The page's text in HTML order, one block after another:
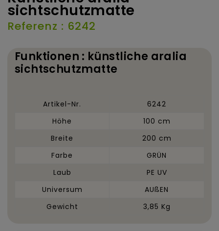
sichtschutzmatte
Referenz : 6242
Funktionen : künstliche aralia
sichtschutzmatte
Artikel-Nr.
6242
Höhe
100 cm
Breite
200 cm
Farbe
GRÜN
Laub
PE UV
Universum
AUßEN
Gewicht
3,85 Kg